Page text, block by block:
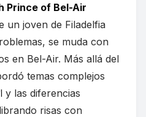
Prince of Bel-Air
un joven de Filadelfia
se muda con
en Bel-Air. Más allá del
temas complejos
y las diferencias
risas con